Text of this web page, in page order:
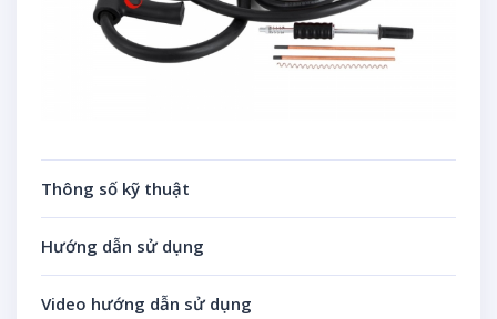
Thông số kỹ thuật
Hướng dẫn sử dụng
Video hướng dẫn sử dụng